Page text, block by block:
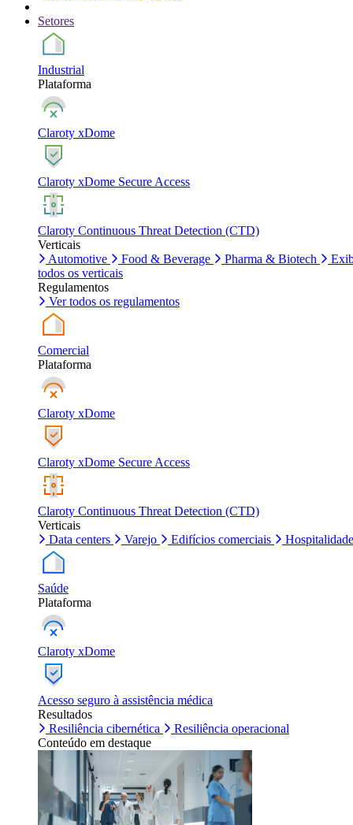
Setores
Industrial
Plataforma
Claroty xDome
Claroty xDome Secure Access
Claroty Continuous Threat Detection (CTD)
Verticais
Automotive
Food & Beverage Pharma & Biotech
todos os verticais
Regulamentos
Ver todos os regulamentos
Comercial
Plataforma
Claroty xDome
Claroty xDome Secure Access
Claroty Continuous Threat Detection (CTD)
Verticais
Data centers
Varejo Edifícios comerciais Hospitalidade
Saúde
Plataforma
Claroty xDome
Acesso seguro à assistência médica
Resultados
Resiliência cibernética
Resiliência operacional
Conteúdo em destaque